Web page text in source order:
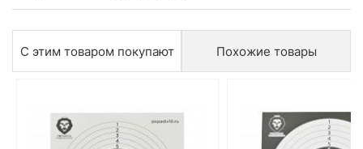
С этим товаром покупают Похожие товары